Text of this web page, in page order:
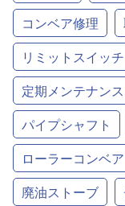
コンベア修理
リミットスイッチ
定期メンテナンス
パイプシャフト
ローラーコンベア
廃油ストーブ